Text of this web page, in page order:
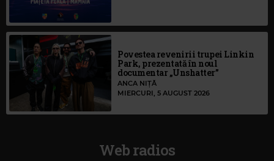
Povestea revenirii trupei Linkin
Park, prezentată în noul
documentar „Unshatter”
ANCA NIȚĂ
MIERCURI, 5 AUGUST 2026
Web radios